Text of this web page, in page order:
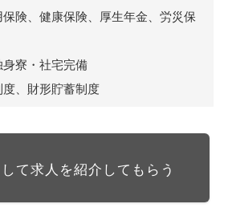
険、健康保険、厚生年金、労災保
寮・社宅完備
、財形貯蓄制度
して求人を紹介してもらう